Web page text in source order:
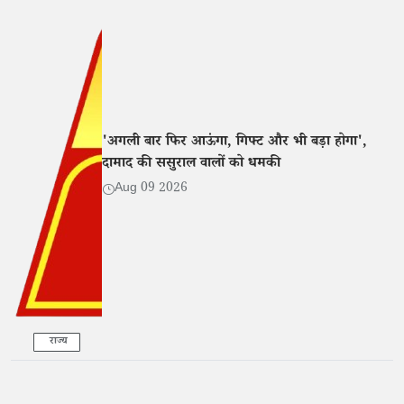
राज्य
'अगली बार फिर आऊंगा, गिफ्ट और भी बड़ा होगा',
दामाद की ससुराल वालों को धमकी
Aug 09 2026